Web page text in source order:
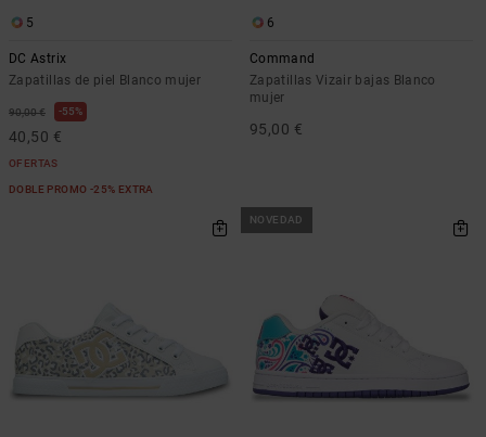
5
DC Astrix
Zapatillas de piel Blanco mujer
90,00 € 55%
40,50 €
OFERTAS
DOBLE PROMO -25% EXTRA
6
Command
Zapatillas Vizair bajas Blanco
mujer
95,00 €
NOVEDAD